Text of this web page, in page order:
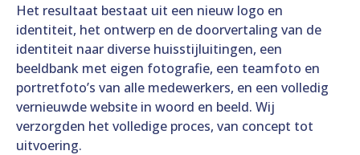
Het resultaat bestaat uit een nieuw logo en
identiteit, het ontwerp en de doorvertaling van de
identiteit naar diverse huisstijluitingen, een
beeldbank met eigen fotografie, een teamfoto en
portretfoto’s van alle medewerkers, en een volledig
vernieuwde website in woord en beeld. Wij
verzorgden het volledige proces, van concept tot
uitvoering.